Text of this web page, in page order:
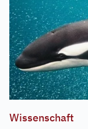
Wissenschaft